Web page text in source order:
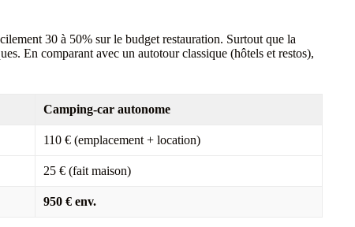
30 à 50% sur le budget restauration. Surtout que la
En comparant avec un autotour classique (hôtels et restos),
Camping-car autonome
110 € (emplacement + location)
25 € (fait maison)
950 € env.